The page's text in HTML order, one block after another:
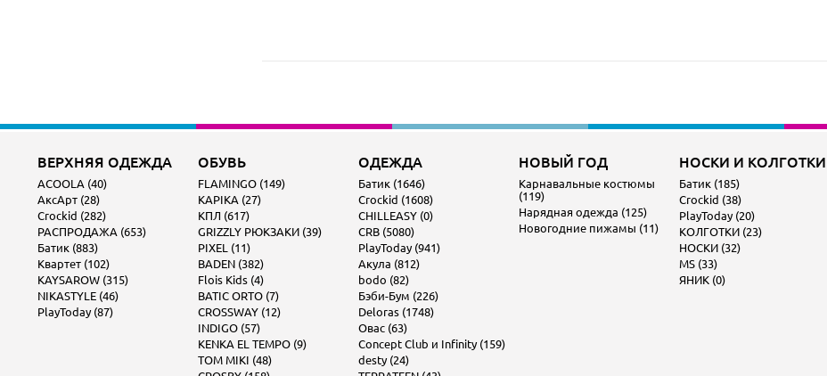
ВЕРХНЯЯ ОДЕЖДА
ACOOLA (40)
АксАрт (28)
Crockid (282)
РАСПРОДАЖА (653)
Батик (883)
Квартет (102)
KAYSAROW (315)
NIKASTYLE (46)
PlayToday (87)
ОБУВЬ
FLAMINGO (149)
KAPIKA (27)
КПЛ (617)
GRIZZLY РЮКЗАКИ (39)
PIXEL (11)
BADEN (382)
Flois Kids (4)
BATIC ORTO (7)
CROSSWAY (12)
INDIGO (57)
KENKA EL TEMPO (9)
TOM MIKI (48)
ОДЕЖДА
Батик (1646)
Crockid (1608)
CHILLEASY (0)
CRB (5080)
PlayToday (941)
Акула (812)
bodo (82)
Бэби-Бум (226)
Deloras (1748)
Овас (63)
Concept Club и Infinity (159)
desty (24)
НОВЫЙ ГОД
Карнавальные костюмы
(119)
Нарядная одежда (125)
Новогодние пижамы (11)
НОСКИ И КОЛГОТКИ
Батик (185)
Crockid (38)
PlayToday (20)
КОЛГОТКИ (23)
НОСКИ (32)
MS (33)
ЯНИК (0)